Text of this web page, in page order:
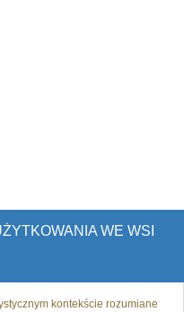
WE WSI
kontekście rozumiane